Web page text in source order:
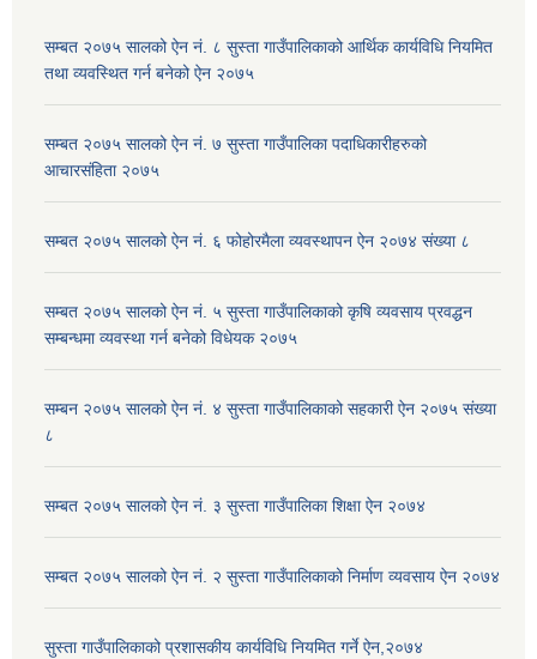
सम्बत २०७५ सालको ऐन नं. ८ सुस्ता गाउँपालिकाको आर्थिक कार्यविधि नियमित
तथा व्यवस्थित गर्न बनेको ऐन २०७५
सम्बत २०७५ सालको ऐन नं. ७ सुस्ता गाउँपालिका पदाधिकारीहरुको
आचारसंहिता २०७५
सम्बत २०७५ सालको ऐन नं. ६ फोहोरमैला व्यवस्थापन ऐन २०७४ संख्या ८
सम्बत २०७५ सालको ऐन नं. ५ सुस्ता गाउँपालिकाको कृषि व्यवसाय प्रवद्धन
सम्बन्धमा व्यवस्था गर्न बनेको विधेयक २०७५
सम्बन २०७५ सालको ऐन नं. ४ सुस्ता गाउँपालिकाको सहकारी ऐन २०७५ संख्या
८
सम्बत २०७५ सालको ऐन नं. ३ सुस्ता गाउँपालिका शिक्षा ऐन २०७४
सम्बत २०७५ सालको ऐन नं. २ सुस्ता गाउँपालिकाको निर्माण व्यवसाय ऐन २०७४
सुस्ता गाउँपालिकाको प्रशासकीय कार्यविधि नियमित गर्ने ऐन,२०७४